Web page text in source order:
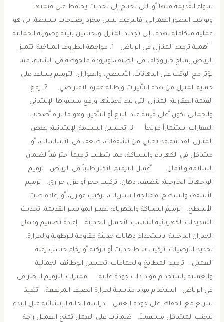
سواء القديمة منها أو التي تحتاج إلى تحديث يحافظ على قيمتها
ويواكب التطور العمراني. فالترميم ليس مجرد إصلاحات بسيطة، بل هو
عملية متكاملة تهدف إلى تجديد المنزل وتحسين بنيته وصورته الجمالية.
أهمية ترميم المنازل في الرياض 1. مواجهة الظروف المناخية: تتميز
الرياض بمناخ حار وجاف في الصيف، وبرودة ملحوظة في الشتاء، مما
يؤثر مع الوقت على الدهانات، الأسطح، والعوازل. الترميم يساعد على
حماية المنزل من هذه التأثيرات وإطالة عمره الافتراضي. 2. رفع
القيمة العقارية: المنازل التي يتم تحديثها ورفع مستواها الإنشائي
والجمالي تكون أعلى قيمة عند البيع أو التأجير، وهو ما يراه أصحاب
العقارات استثماراً مربحاً. 3. تحسين السلامة الإنشائية: بعض
المنازل القديمة قد تعاني من تشققات، ضعف في الأساسات، أو
مشاكل في الكهرباء والسباكة، مما يتطلب ترميماً احترافياً لضمان
السلامة والأمان. أعمال الترميم الأكثر طلباً في الرياض ترميم
الواجهات الخارجية: تنظيف، دهان، تركيب حجر أو عزل حراري. ترميم
الأسقف والسطح: معالجة التسربات، تركيب عوازل، أو إعادة صبّ
الأسطح. ترميم السباكة والكهرباء: تغيير المواسير القديمة، تحديث
التمديدات الكهربائية لتناسب الأحمال الحديثة. إعادة تصميم ودهان
الجدران الداخلية: باستخدام دهانات حديثة مقاومة للرطوبة والحرارة.
تجديد الأرضيات: تركيب بلاط حديث أو باركيه أو رخام حسب رغبة
العميل. ترميم المطابخ والحمامات: تحسين الوظائف الجمالية
والعملية باستخدام مواد ذات جودة عالية. مميزات الترميم الاحترافي
في الرياض استخدام مواد مناسبة لحرارة الصيف المرتفعة. تنفيذ
سريع مع الحفاظ على جودة العمل. دراسة الحالة الإنشائية قبل البدء
لتجنب المشاكل مستقبلاً. ضمانات على العمل تمنح العميل راحة